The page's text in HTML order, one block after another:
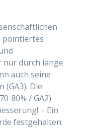
pointiertes
nur durch lange
auch seine
(GA3). Die
80% / GA2)
– Ein
festgehalten: